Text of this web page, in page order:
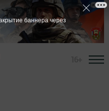
баннера через